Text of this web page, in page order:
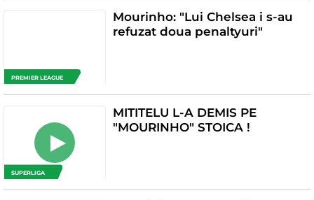
PREMIER LEAGUE
Mourinho: "Lui Chelsea i s-au
refuzat doua penaltyuri"
SUPERLIGA
MITITELU L-A DEMIS PE
"MOURINHO" STOICA !